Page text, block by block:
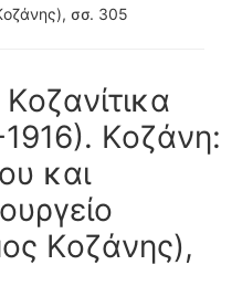
σσ. 305
Kοζάνη:
και
Kοζάνης),